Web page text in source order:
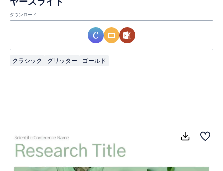
ダウンロード
クラシック グリッター ゴールド